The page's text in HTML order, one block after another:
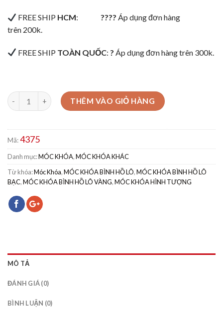
FREE SHIP HCM: ????Áp dụng đơn hàng
trên 200k.
FREE SHIP TOÀN QUỐC: ? Áp dụng đơn hàng trên 300k.
THÊM VÀO GIỎ HÀNG
Mã:4375
Danh mục:MÓC KHÓA,MÓC KHÓA KHÁC
Từ khóa:Móc Khóa,MÓC KHÓA BÌNH HỒ LÔ,MÓC KHÓA BÌNH HỒ LÔ
BẠC,MÓC KHÓA BÌNH HỒ LÔ VÀNG,MÓC KHÓA HÌNH TƯỢNG
MÔ TẢ
ĐÁNH GIÁ (0)
BÌNH LUẬN (0)